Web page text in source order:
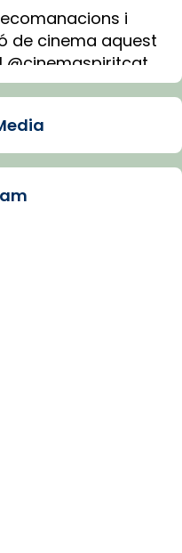
i
de cinema aquest
@cinemaspiritcat
(OpenAI)